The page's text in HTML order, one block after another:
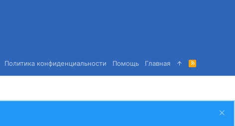
Политика конфиденциальности Помощь Главная
R
S
S
Снизу